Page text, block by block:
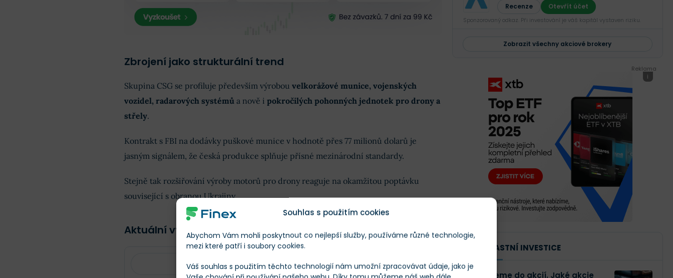
Souhlas s použitím cookies
Abychom Vám mohli poskytnout co nejlepší služby, používáme různé technologie,
mezi které patří i soubory cookies.
Váš souhlas s použitím těchto technologií nám umožní zpracovávat údaje, jako je
Zbrojení jako strukturální trend
Skupina CSG se profiluje především výrobou velkorážové munice, vojenských
vozidel, radarových systémů a nově i pokročilých pohonných jednotek pro drony a
střely.
Kontrakt s FBI na dodávky puškové munice v hodnotě přes 77 milionů dolarů je
jasným signálem, že česká produkce splňuje přísné mezinárodní standardy.
Stejně tak rozšiřování výroby motorů pro drony reaguje na okamžitou poptávku
související s obranou Ukrajiny.
Aktuální vývoj ceny akcií CSG
Škála Měna
Recenze Otevřít účet
Sponzorovaný odkaz. Při investování je váš kapitál vystaven riziku.
Zobrazit všechny akciové brokery
Reklama
i
NAŠE VLASTNÍ INVESTICE
Investujeme do akcií. Jaké akcie